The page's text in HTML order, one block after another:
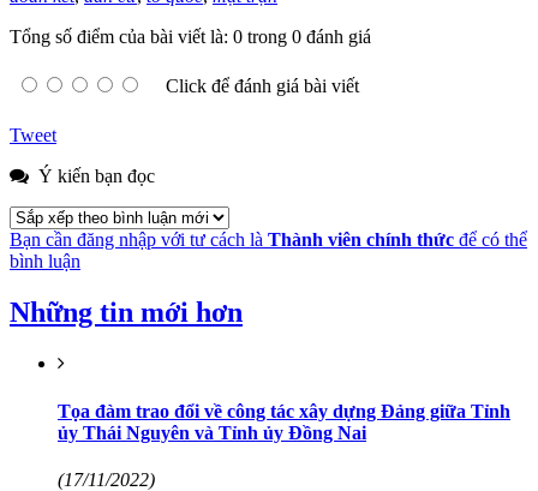
Tổng số điểm của bài viết là: 0 trong 0 đánh giá
Click để đánh giá bài viết
Tweet
Ý kiến bạn đọc
Bạn cần đăng nhập với tư cách là Thành viên chính thức để có thể
bình luận
Những tin mới hơn
Tọa đàm trao đổi về công tác xây dựng Đảng giữa Tỉnh
ủy Thái Nguyên và Tỉnh ủy Đồng Nai
(17/11/2022)